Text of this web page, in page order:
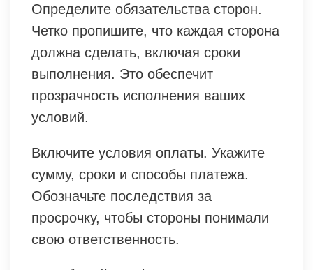
Определите обязательства сторон.
Четко пропишите, что каждая сторона
должна сделать, включая сроки
выполнения. Это обеспечит
прозрачность исполнения ваших
условий.
Включите условия оплаты. Укажите
сумму, сроки и способы платежа.
Обозначьте последствия за
просрочку, чтобы стороны понимали
свою ответственность.